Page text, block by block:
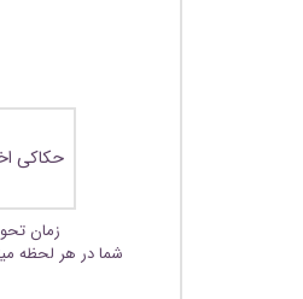
حکاکی
زمان
شما در هر لحظه